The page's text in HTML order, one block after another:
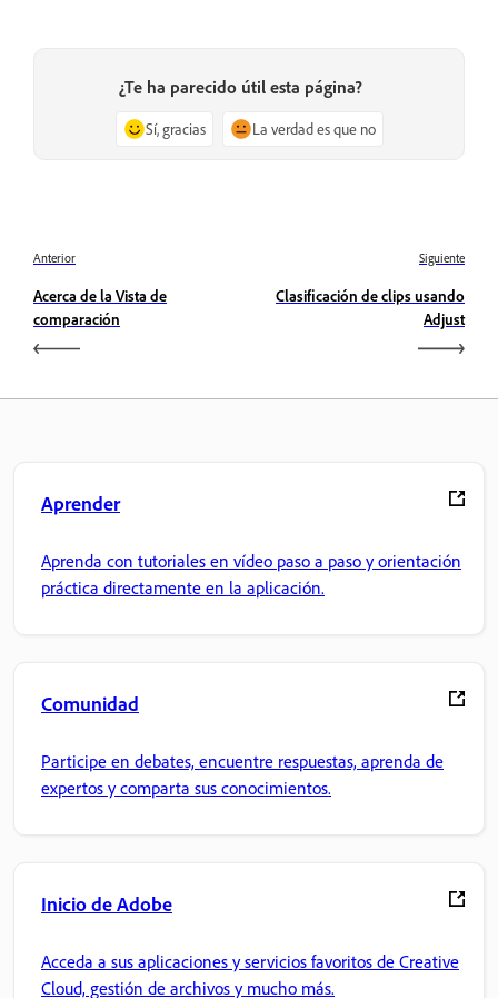
¿Te ha parecido útil esta página?
Sí, gracias La verdad es que no
Anterior
Acerca de la Vista de
comparación
Siguiente
Clasificación de clips usando
Adjust
Aprender
Aprenda con tutoriales en vídeo paso a paso y orientación
práctica directamente en la aplicación.
Comunidad
Participe en debates, encuentre respuestas, aprenda de
expertos y comparta sus conocimientos.
Inicio de Adobe
Acceda a sus aplicaciones y servicios favoritos de Creative
Cloud, gestión de archivos y mucho más.